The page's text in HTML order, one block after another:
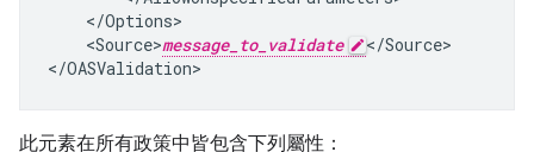
    </Options>
    <Source>
message_to_validate
</Source>
</OASValidation>
此元素在所有政策中皆包含下列屬性：